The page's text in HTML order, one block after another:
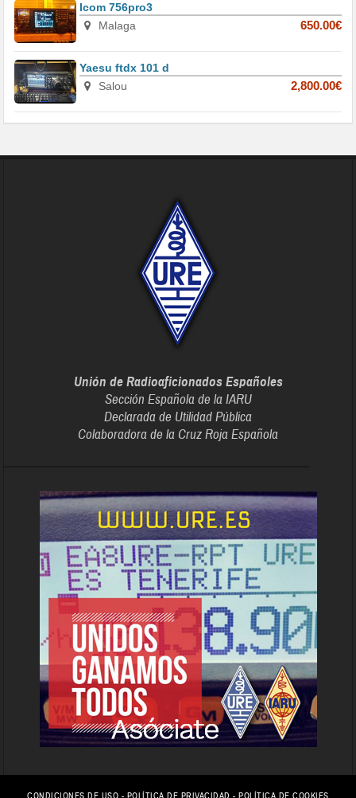
Icom 756pro3
Malaga
650.00€
Yaesu ftdx 101 d
Salou
2,800.00€
Unión de Radioaficionados Españoles
Sección Española de la IARU
Declarada de Utilidad Pública
Colaboradora de la Cruz Roja Española